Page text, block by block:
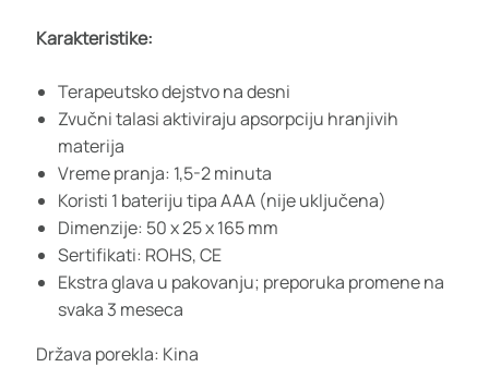
Karakteristike:
Terapeutsko dejstvo na desni
Zvučni talasi aktiviraju apsorpciju hranjivih
materija
Vreme pranja: 1,5-2 minuta
Koristi 1 bateriju tipa AAA (nije uključena)
Dimenzije: 50 x 25 x 165 mm
Sertifikati: ROHS, CE
Ekstra glava u pakovanju; preporuka promene na
svaka 3 meseca
Država porekla: Kina